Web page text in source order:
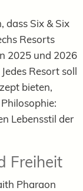
dass Six & Six
Resorts
2025 und 2026
Resort soll
bieten,
Lebensstil der
Freiheit
Pharaon